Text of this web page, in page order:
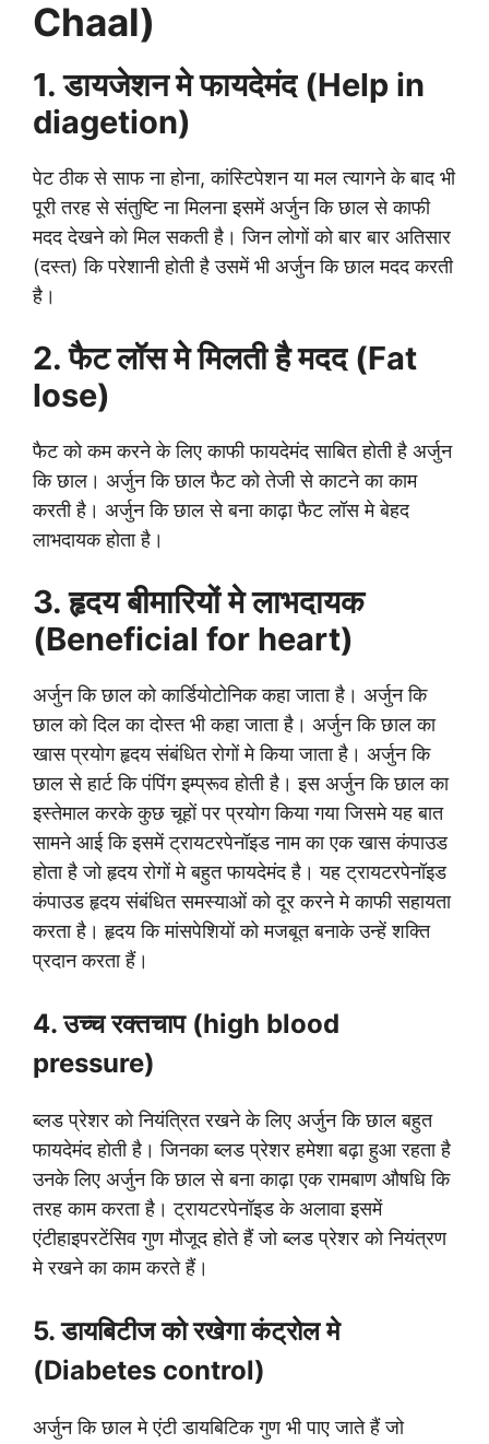
Chaal)
1. डायजेशन मे फायदेमंद (Help in
diagetion)
पेट ठीक से साफ ना होना, कांस्टिपेशन या मल त्यागने के बाद भी
पूरी तरह से संतुष्टि ना मिलना इसमें अर्जुन कि छाल से काफी
मदद देखने को मिल सकती है। जिन लोगों को बार बार अतिसार
(दस्त) कि परेशानी होती है उसमें भी अर्जुन कि छाल मदद करती
है।
2. फैट लॉस मे मिलती है मदद (Fat
lose)
फैट को कम करने के लिए काफी फायदेमंद साबित होती है अर्जुन
कि छाल। अर्जुन कि छाल फैट को तेजी से काटने का काम
करती है। अर्जुन कि छाल से बना काढ़ा फैट लॉस मे बेहद
लाभदायक होता है।
3. हृदय बीमारियों मे लाभदायक
(Beneficial for heart)
अर्जुन कि छाल को कार्डियोटोनिक कहा जाता है। अर्जुन कि
छाल को दिल का दोस्त भी कहा जाता है। अर्जुन कि छाल का
खास प्रयोग हृदय संबंधित रोगों मे किया जाता है। अर्जुन कि
छाल से हार्ट कि पंपिंग इम्प्रूव होती है। इस अर्जुन कि छाल का
इस्तेमाल करके कुछ चूहों पर प्रयोग किया गया जिसमे यह बात
सामने आई कि इसमें ट्रायटरपेनॉइड नाम का एक खास कंपाउड
होता है जो हृदय रोगों मे बहुत फायदेमंद है। यह ट्रायटरपेनॉइड
कंपाउड हृदय संबंधित समस्याओं को दूर करने मे काफी सहायता
करता है। हृदय कि मांसपेशियों को मजबूत बनाके उन्हें शक्ति
प्रदान करता हैं।
4. उच्च रक्तचाप (high blood
pressure)
ब्लड प्रेशर को नियंत्रित रखने के लिए अर्जुन कि छाल बहुत
फायदेमंद होती है। जिनका ब्लड प्रेशर हमेशा बढ़ा हुआ रहता है
उनके लिए अर्जुन कि छाल से बना काढ़ा एक रामबाण औषधि कि
तरह काम करता है। ट्रायटरपेनॉइड के अलावा इसमें
एंटीहाइपरटेंसिव गुण मौजूद होते हैं जो ब्लड प्रेशर को नियंत्रण
मे रखने का काम करते हैं।
5. डायबिटीज को रखेगा कंट्रोल मे
(Diabetes control)
अर्जुन कि छाल मे एंटी डायबिटिक गुण भी पाए जाते हैं जो